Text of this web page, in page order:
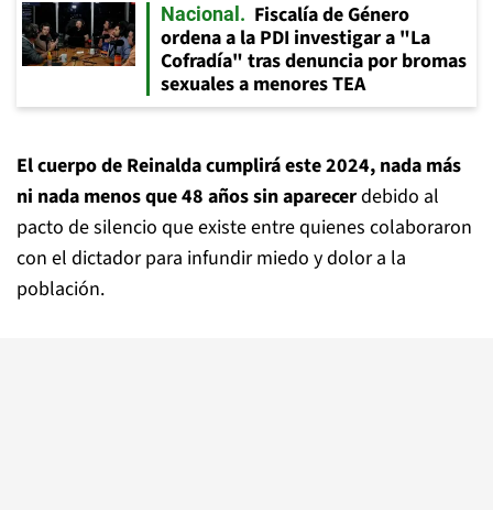
Nacional
Fiscalía de Género
ordena a la PDI investigar a "La
Cofradía" tras denuncia por bromas
sexuales a menores TEA
El cuerpo de Reinalda cumplirá este 2024, nada más
ni nada menos que 48 años sin aparecerdebido al
pacto de silencio que existe entre quienes colaboraron
con el dictador para infundir miedo y dolor a la
población.